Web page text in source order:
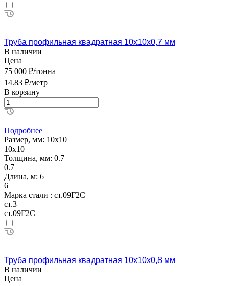
Труба профильная квадратная 10х10х0,7 мм
В наличии
Цена
75 000 ₽/тонна
14.83 ₽/метр
В корзину
Подробнее
Размер, мм: 10х10
10х10
Толщина, мм: 0.7
0.7
Длина, м: 6
6
Марка стали : ст.09Г2С
ст.3
ст.09Г2С
Труба профильная квадратная 10х10х0,8 мм
В наличии
Цена